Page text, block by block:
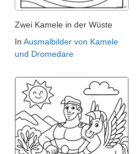
Zwei Kamele in der Wüste
In Ausmalbilder von Kamele
und Dromedare